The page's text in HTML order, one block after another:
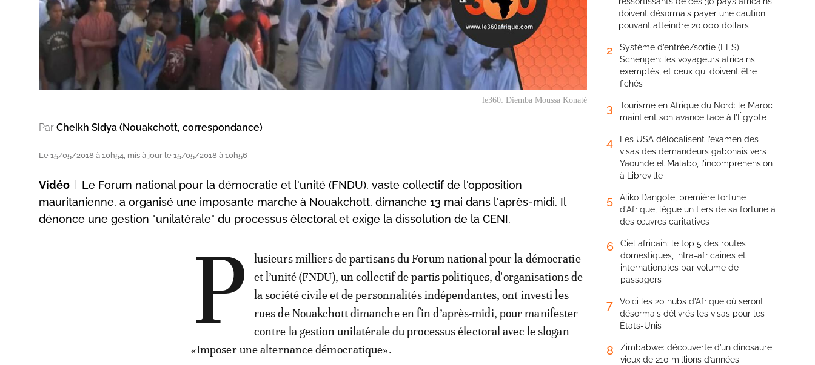
le360: Diemba Moussa Konaté
Par Cheikh Sidya (Nouakchott, correspondance)
Le 15/05/2018 à 10h54, mis à jour le 15/05/2018 à 10h56
Vidéo
Le Forum national pour la démocratie et l'unité (FNDU), vaste collectif de l'opposition
mauritanienne, a organisé une imposante marche à Nouakchott, dimanche 13 mai dans l'après-midi. Il
dénonce une gestion "unilatérale" du processus électoral et exige la dissolution de la CENI.
P
lusieurs milliers de partisans du Forum national pour la démocratie
et l’unité (FNDU), un collectif de partis politiques, d'organisations de
la société civile et de personnalités indépendantes, ont investi les
rues de Nouakchott dimanche en fin d’après-midi, pour manifester
contre la gestion unilatérale du processus électoral avec le slogan
«Imposer une alternance démocratique».
doivent désormais payer une caution
pouvant atteindre 20.000 dollars
2
Système d’entrée/sortie (EES)
Schengen: les voyageurs africains
exemptés, et ceux qui doivent être
fichés
3
Tourisme en Afrique du Nord: le Maroc
maintient son avance face à l’Égypte
4
Les USA délocalisent l’examen des
visas des demandeurs gabonais vers
Yaoundé et Malabo, l’incompréhension
à Libreville
5
Aliko Dangote, première fortune
d’Afrique, lègue un tiers de sa fortune à
des œuvres caritatives
6
Ciel africain: le top 5 des routes
domestiques, intra-africaines et
internationales par volume de
passagers
7
Voici les 20 hubs d’Afrique où seront
désormais délivrés les visas pour les
États-Unis
8
Zimbabwe: découverte d’un dinosaure
vieux de 210 millions d’années